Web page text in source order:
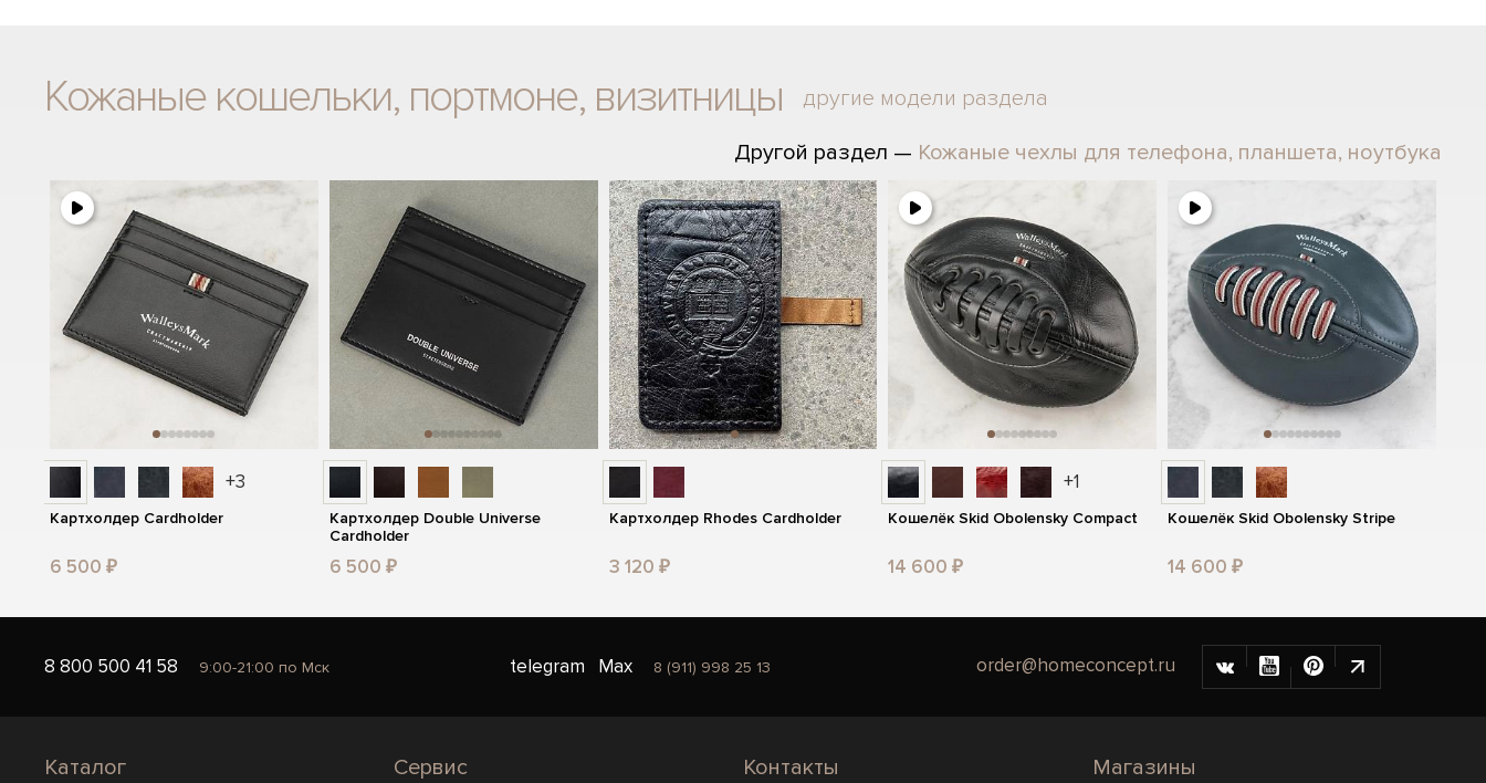
Кожаные кошельки, портмоне, визитницы другие модели раздела
Другой раздел — Кожаные чехлы для телефона, планшета, ноутбука
+3
Картхолдер Cardholder
6 500 ₽
Картхолдер Double Universe
Cardholder
6 500 ₽
Картхолдер Rhodes Cardholder
3 120 ₽
+1
Кошелёк Skid Obolensky Compact
14 600 ₽
Кошелёк Skid Obolensky Stripe
14 600 ₽
8 800 500 41 58 9:00-21:00 по Мск telegram Max 8 (911) 998 25 13 order@homeconcept.ru
Каталог Сервис Контакты Магазины